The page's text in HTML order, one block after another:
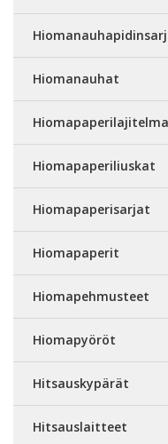
Hiomanauhat
Hiomapaperiliuskat
Hiomapaperisarjat
Hiomapaperit
Hiomapehmusteet
Hiomapyöröt
Hitsauskypärät
Hitsauslaitteet